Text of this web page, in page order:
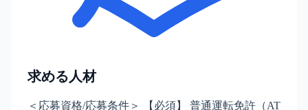
求める人材
＜応募資格/応募条件＞ 【必須】 普通運転免許（AT